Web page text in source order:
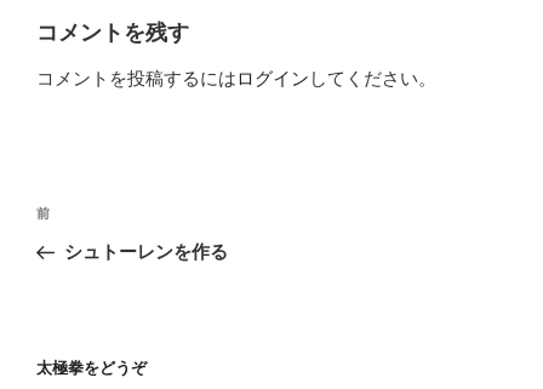
コメントを残す
コメントを投稿するにはログイン してください。
投
ナ
ー
前
の
前
シュトーレンを作る
太極拳をどうぞ